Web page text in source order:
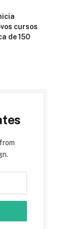
cursos
de 150